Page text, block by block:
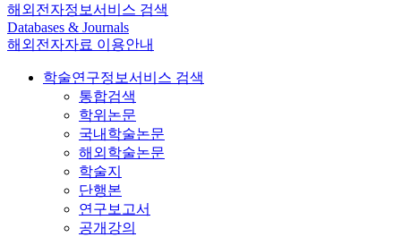
해외전자정보서비스 검색
Databases & Journals
해외전자자료 이용안내
학술연구정보서비스 검색
통합검색
학위논문
국내학술논문
해외학술논문
학술지
단행본
연구보고서
공개강의